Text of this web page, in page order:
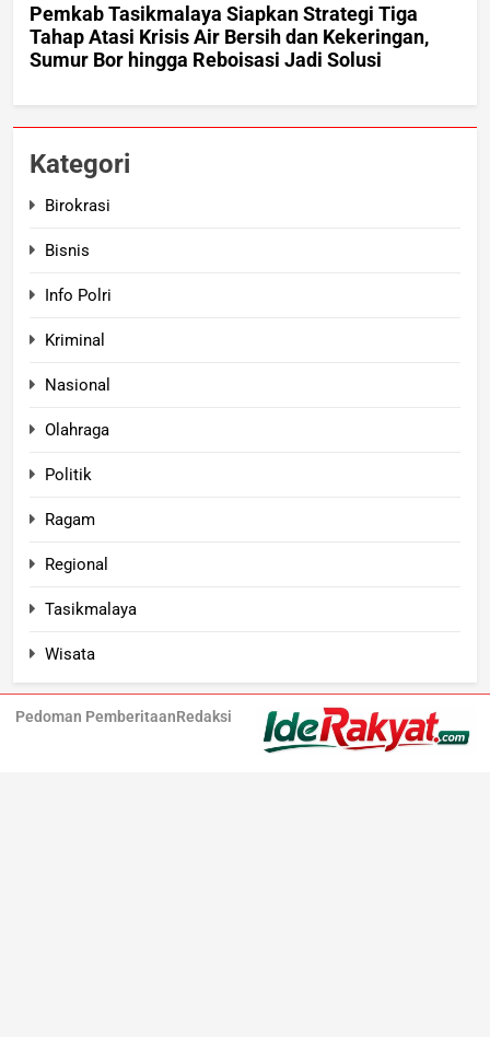
Kategori
Birokrasi
Bisnis
Info Polri
Kriminal
Nasional
Olahraga
Politik
Ragam
Regional
Tasikmalaya
Wisata
Pedoman PemberitaanRedaksi